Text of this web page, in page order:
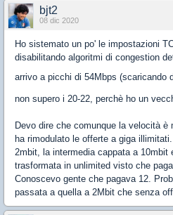
bjt2
08 dic 2020
Ho sistemato un po' le impostazioni
disabilitando algoritmi di congestion
arrivo a picchi di 54Mbps (scaricando
non supero i 20-22, perchè ho un
Devo dire che comunque la velocità è
ha rimodulato le offerte a giga
2mbit, la intermedia cappata a 10mbit
trasformata in unlimited visto che
Conoscevo gente che pagava 12.
passata a quella a 2Mbit che senza